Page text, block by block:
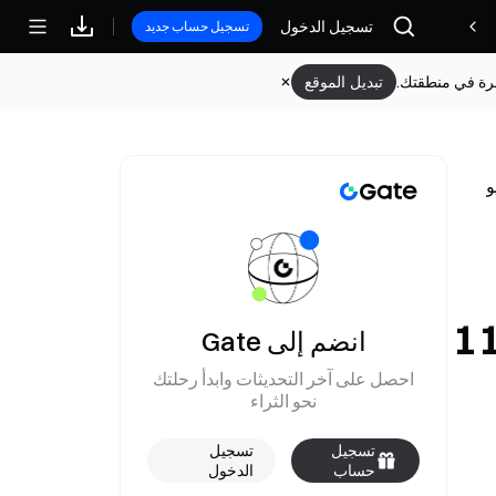
مكافآتتسجيل الدخول تسجيل حساب جديد
في منطقتك. تبديل الموقع
من الولايات المتحدة في 11
انضم إلى Gate
احصل على آخر التحديثات وابدأ رحلتك
نحو الثراء
تسجيل
حساب
تسجيل
الدخول